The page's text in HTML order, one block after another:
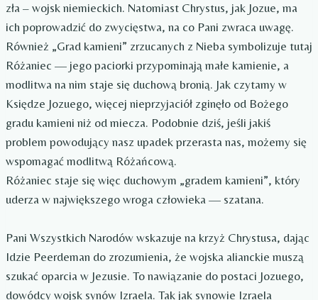
zła – wojsk niemieckich. Natomiast Chrystus, jak Jozue, ma
ich poprowadzić do zwycięstwa, na co Pani zwraca uwagę.
Również „Grad kamieni” zrzucanych z Nieba symbolizuje tutaj
Różaniec — jego paciorki przypominają małe kamienie, a
modlitwa na nim staje się duchową bronią. Jak czytamy w
Księdze Jozuego, więcej nieprzyjaciół zginęło od Bożego
gradu kamieni niż od miecza. Podobnie dziś, jeśli jakiś
problem powodujący nasz upadek przerasta nas, możemy się
wspomagać modlitwą Różańcową.
Różaniec staje się więc duchowym „gradem kamieni”, który
uderza w największego wroga człowieka — szatana.
Pani Wszystkich Narodów wskazuje na krzyż Chrystusa, dając
Idzie Peerdeman do zrozumienia, że wojska alianckie muszą
szukać oparcia w Jezusie. To nawiązanie do postaci Jozuego,
dowódcy wojsk synów Izraela. Tak jak synowie Izraela